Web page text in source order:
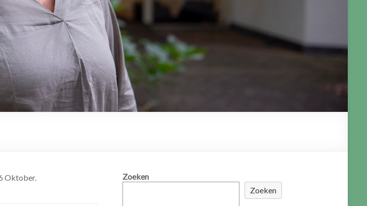
Oktober.
Zoeken
Zoeken